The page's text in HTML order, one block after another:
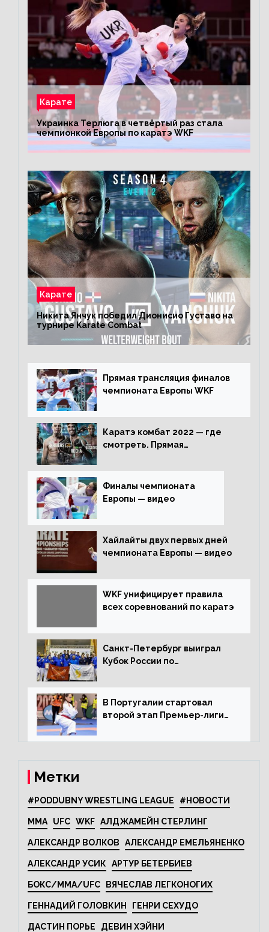
Карате
Украинка Терлюга в четвёртый раз стала
чемпионкой Европы по каратэ WKF
Карате
Никита Янчук победил Дионисио Густаво на
турнире Karate Combat
Прямая трансляция финалов
чемпионата Европы WKF
Каратэ комбат 2022 — где
смотреть. Прямая
Финалы чемпионата
Европы — видео
Хайлайты двух первых дней
чемпионата Европы — видео
WKF унифицирует правила
всех соревнований по каратэ
Санкт-Петербург выиграл
Кубок России по
В Португалии стартовал
второй этап Премьер-лиги
Метки
#PODDUBNY WRESTLING LEAGUE #НОВОСТИ
MMA UFC WKF АЛДЖАМЕЙН СТЕРЛИНГ
АЛЕКСАНДР ВОЛКОВ АЛЕКСАНДР ЕМЕЛЬЯНЕНКО
АЛЕКСАНДР УСИК АРТУР БЕТЕРБИЕВ
БОКС/MMA/UFC ВЯЧЕСЛАВ ЛЕГКОНОГИХ
ГЕННАДИЙ ГОЛОВКИН ГЕНРИ СЕХУДО
ДАСТИН ПОРЬЕ ДЕВИН ХЭЙНИ